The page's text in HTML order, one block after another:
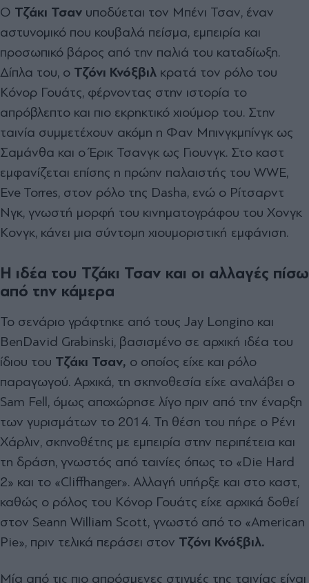
Ο Τζάκι Τσαν υποδύεται τον Μπένι Τσαν, έναν
αστυνομικό που κουβαλά πείσμα, εμπειρία και
προσωπικό βάρος από την παλιά του καταδίωξη.
Δίπλα του, ο Τζόνι Κνόξβιλ κρατά τον ρόλο του
Κόνορ Γουάτς, φέρνοντας στην ιστορία το
απρόβλεπτο και πιο εκρηκτικό χιούμορ του. Στην
ταινία συμμετέχουν ακόμη η Φαν Μπινγκμπίνγκ ως
Σαμάνθα και ο Έρικ Τσανγκ ως Γιουνγκ. Στο καστ
εμφανίζεται επίσης η πρώην παλαιστής του WWE,
Eve Torres, στον ρόλο της Dasha, ενώ ο Ρίτσαρντ
Νγκ, γνωστή μορφή του κινηματογράφου του Χονγκ
Κονγκ, κάνει μια σύντομη χιουμοριστική εμφάνιση.
Η ιδέα του Τζάκι Τσαν και οι αλλαγές πίσω
από την κάμερα
Το σενάριο γράφτηκε από τους Jay Longino και
BenDavid Grabinski, βασισμένο σε αρχική ιδέα του
ίδιου του Τζάκι Τσαν, ο οποίος είχε και ρόλο
παραγωγού. Αρχικά, τη σκηνοθεσία είχε αναλάβει ο
Sam Fell, όμως αποχώρησε λίγο πριν από την έναρξη
των γυρισμάτων το 2014. Τη θέση του πήρε ο Ρένι
Χάρλιν, σκηνοθέτης με εμπειρία στην περιπέτεια και
τη δράση, γνωστός από ταινίες όπως το «Die Hard
2» και το «Cliffhanger». Αλλαγή υπήρξε και στο καστ,
καθώς ο ρόλος του Κόνορ Γουάτς είχε αρχικά δοθεί
στον Seann William Scott, γνωστό από το «American
Pie», πριν τελικά περάσει στον Τζόνι Κνόξβιλ.
Μία από τις πιο απρόσμενες στιγμές της ταινίας είναι